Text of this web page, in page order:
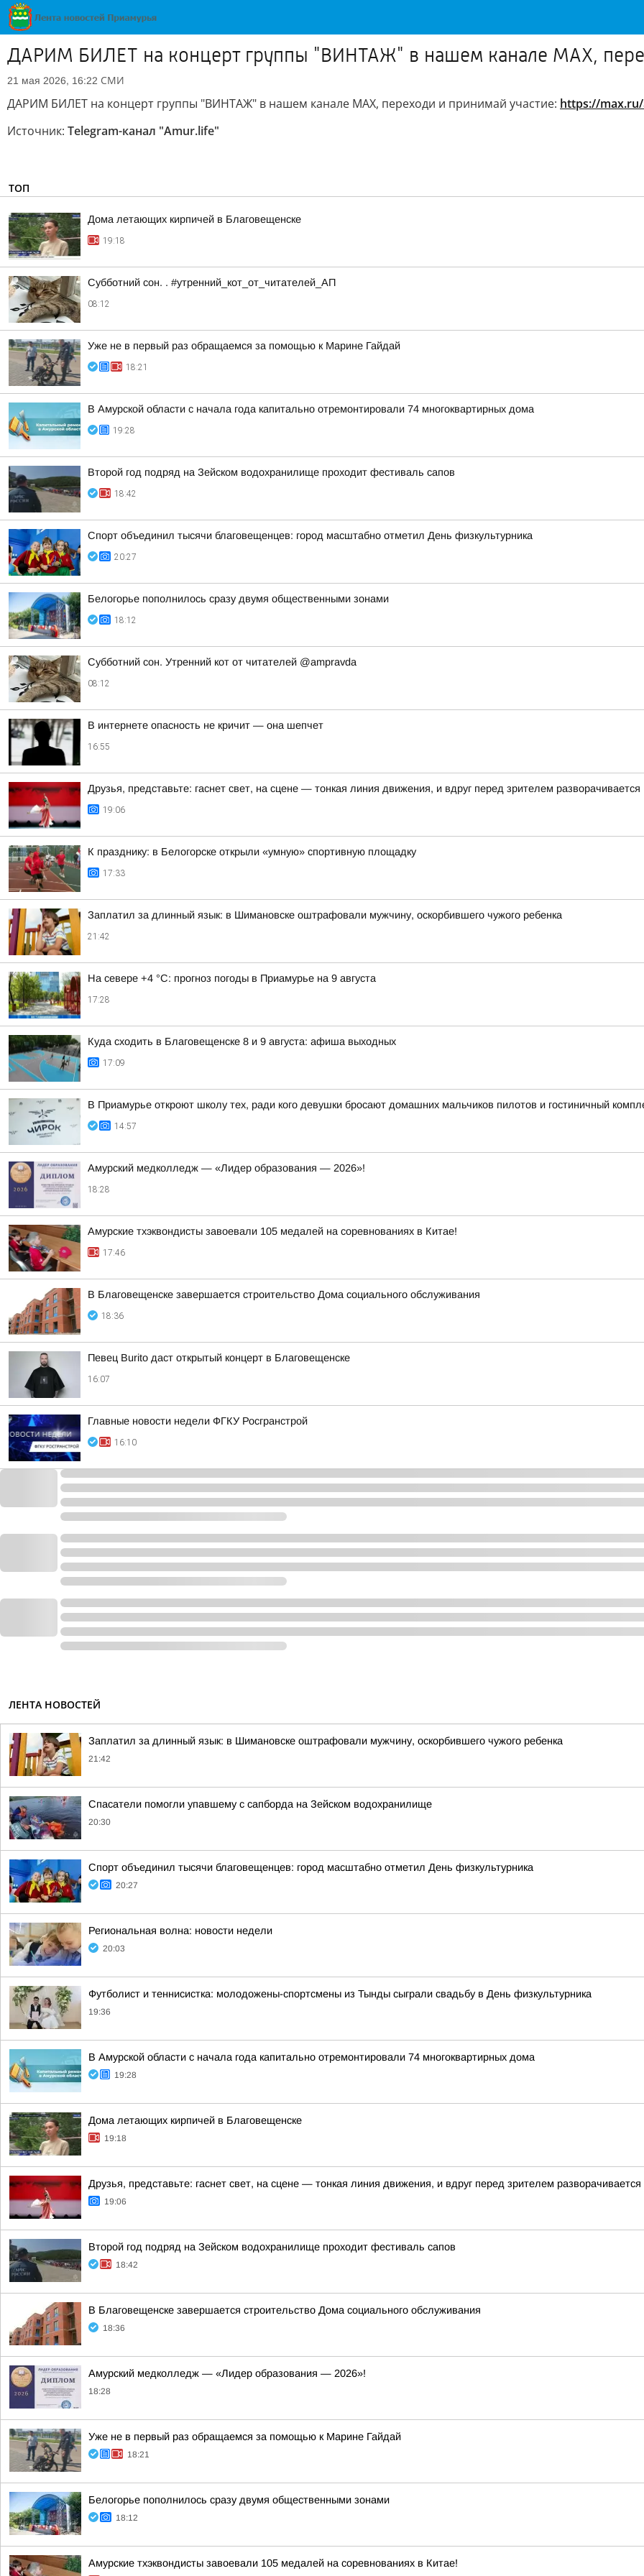
ДАРИМ БИЛЕТ на концерт группы "ВИНТАЖ" в нашем канале МАХ,
21 мая 2026, 16:22 СМИ
ДАРИМ БИЛЕТ на концерт группы "ВИНТАЖ" в нашем канале МАХ, переходи и принимай участие: https://max.ru/
Источник: Telegram-канал "Аmur.life"
ТОП
Дома летающих кирпичей в Благовещенске
19:18
Субботний сон. . #утренний_кот_от_читателей_АП
08:12
Уже не в первый раз обращаемся за помощью к Марине Гайдай
18:21
В Амурской области с начала года капитально отремонтировали 74 многоквартирных дома
19:28
Второй год подряд на Зейском водохранилище проходит фестиваль сапов
18:42
Спорт объединил тысячи благовещенцев: город масштабно отметил День физкультурника
20:27
Белогорье пополнилось сразу двумя общественными зонами
18:12
Субботний сон. Утренний кот от читателей @ampravda
08:12
В интернете опасность не кричит — она шепчет
16:55
Друзья, представьте: гаснет свет, на сцене — тонкая линия движения, и вдруг перед зрителем разворачивается
19:06
К празднику: в Белогорске открыли «умную» спортивную площадку
17:33
Заплатил за длинный язык: в Шимановске оштрафовали мужчину, оскорбившего чужого ребенка
21:42
На севере +4 °С: прогноз погоды в Приамурье на 9 августа
17:28
Куда сходить в Благовещенске 8 и 9 августа: афиша выходных
17:09
В Приамурье откроют школу тех, ради кого девушки бросают домашних мальчиков пилотов и гостиничный
14:57
Амурский медколледж — «Лидер образования — 2026»!
18:28
Амурские тхэквондисты завоевали 105 медалей на соревнованиях в Китае!
17:46
В Благовещенске завершается строительство Дома социального обслуживания
18:36
Певец Burito даст открытый концерт в Благовещенске
16:07
Главные новости недели ФГКУ Росгранстрой
16:10
ЛЕНТА НОВОСТЕЙ
Заплатил за длинный язык: в Шимановске оштрафовали мужчину, оскорбившего чужого ребенка
21:42
Спасатели помогли упавшему с сапборда на Зейском водохранилище
20:30
Спорт объединил тысячи благовещенцев: город масштабно отметил День физкультурника
20:27
Региональная волна: новости недели
20:03
Футболист и теннисистка: молодожены-спортсмены из Тынды сыграли свадьбу в День физкультурника
19:36
В Амурской области с начала года капитально отремонтировали 74 многоквартирных дома
19:28
Дома летающих кирпичей в Благовещенске
19:18
Друзья, представьте: гаснет свет, на сцене — тонкая линия движения, и вдруг перед зрителем
19:06
Второй год подряд на Зейском водохранилище проходит фестиваль сапов
18:42
В Благовещенске завершается строительство Дома социального обслуживания
18:36
Амурский медколледж — «Лидер образования — 2026»!
18:28
Уже не в первый раз обращаемся за помощью к Марине Гайдай
18:21
Белогорье пополнилось сразу двумя общественными зонами
18:12
Амурские тхэквондисты завоевали 105 медалей на соревнованиях в Китае!